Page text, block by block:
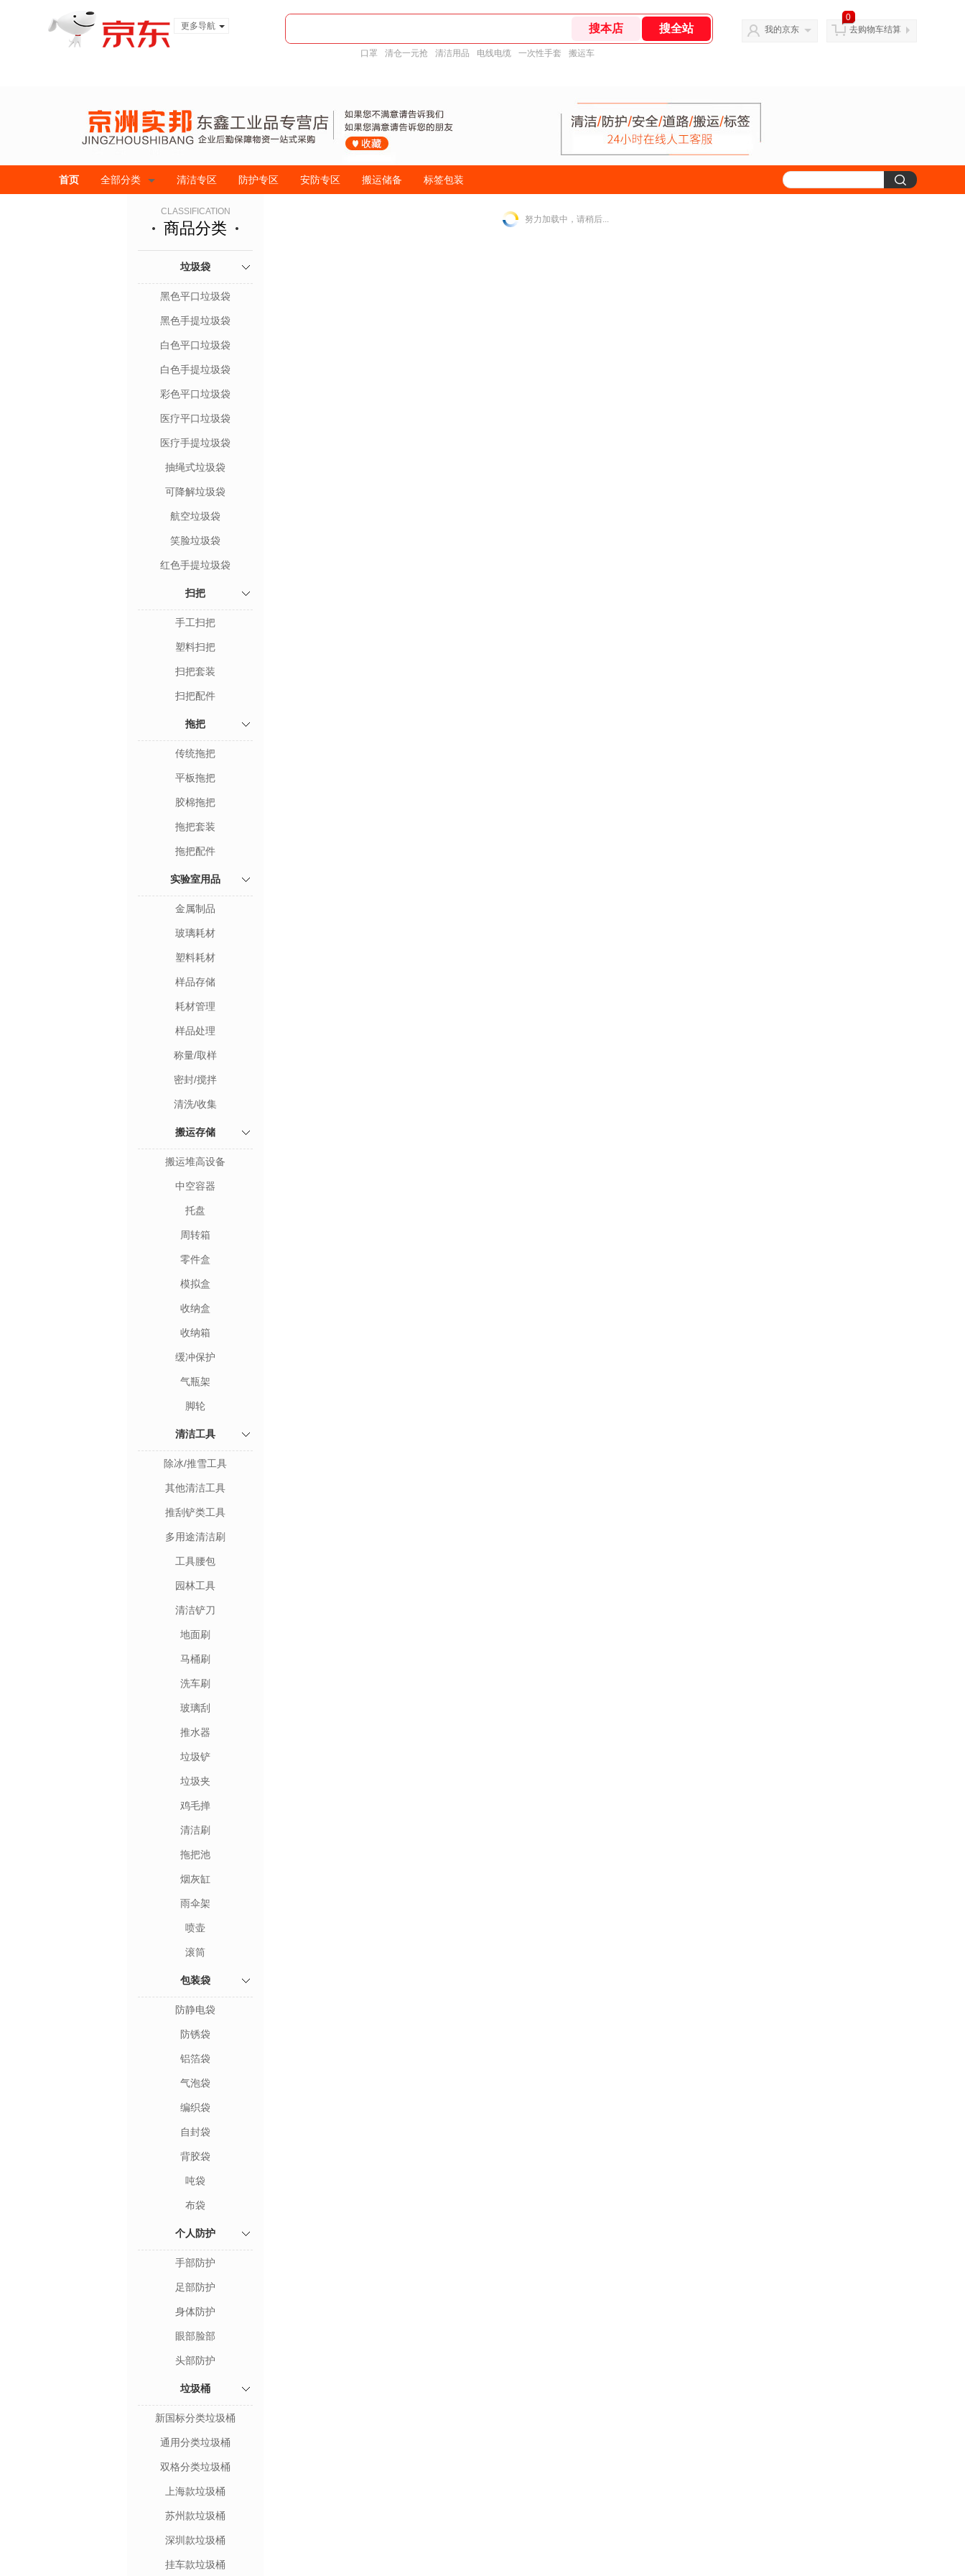
更多导航
口罩 清仓一元抢 清洁用品 电线电缆 一次性手套 搬运车
我的京东
0
去购物车结算
首页 全部分类 清洁专区 防护专区 安防专区 搬运储备 标签包装
CLASSIFICATION
商品分类
垃圾袋
黑色平口垃圾袋
黑色手提垃圾袋
白色平口垃圾袋
白色手提垃圾袋
彩色平口垃圾袋
医疗平口垃圾袋
医疗手提垃圾袋
抽绳式垃圾袋
可降解垃圾袋
航空垃圾袋
笑脸垃圾袋
红色手提垃圾袋
扫把
手工扫把
塑料扫把
扫把套装
扫把配件
拖把
传统拖把
平板拖把
胶棉拖把
拖把套装
拖把配件
实验室用品
金属制品
玻璃耗材
塑料耗材
样品存储
耗材管理
样品处理
称量/取样
密封/搅拌
清洗/收集
搬运存储
搬运堆高设备
中空容器
托盘
周转箱
零件盒
模拟盒
收纳盒
收纳箱
缓冲保护
气瓶架
脚轮
清洁工具
除冰/推雪工具
其他清洁工具
推刮铲类工具
多用途清洁刷
工具腰包
园林工具
清洁铲刀
地面刷
马桶刷
洗车刷
玻璃刮
推水器
垃圾铲
垃圾夹
鸡毛掸
清洁刷
拖把池
烟灰缸
雨伞架
喷壶
滚筒
包装袋
防静电袋
防锈袋
铝箔袋
气泡袋
编织袋
自封袋
背胶袋
吨袋
布袋
个人防护
手部防护
足部防护
身体防护
眼部脸部
头部防护
垃圾桶
新国标分类垃圾桶
通用分类垃圾桶
双格分类垃圾桶
上海款垃圾桶
苏州款垃圾桶
深圳款垃圾桶
挂车款垃圾桶
努力加载中，请稍后...